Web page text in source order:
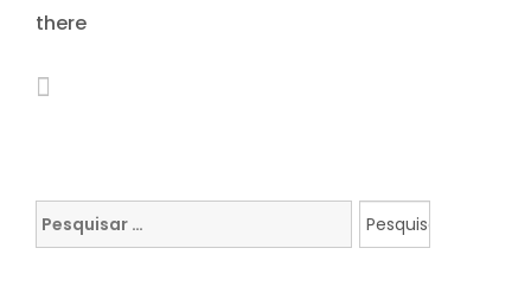
there
Pesquisar
por: